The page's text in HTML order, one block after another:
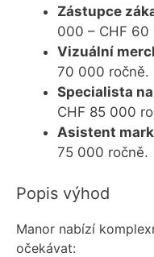
Zástupce
000 – CHF 60
Vizuální
70 000 ročně.
Specialista
CHF 85 000
Asistent
75 000 ročně.
Popis výhod
Manor nabízí
očekávat: